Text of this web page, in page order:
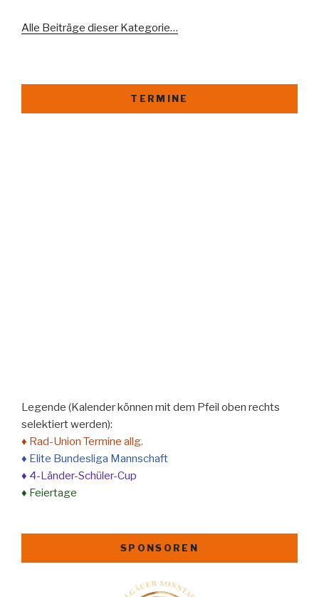
Alle Beiträge dieser Kategorie…
TERMINE
Legende (Kalender können mit dem Pfeil oben rechts
selektiert werden):
♦ Rad-Union Termine allg.
♦ Elite Bundesliga Mannschaft
♦ 4-Länder-Schüler-Cup
♦ Feiertage
SPONSOREN